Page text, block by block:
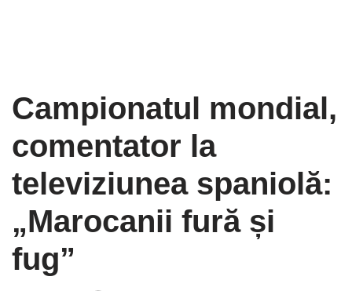
Campionatul mondial,
comentator la
televiziunea spaniolă:
„Marocanii fură și
fug”